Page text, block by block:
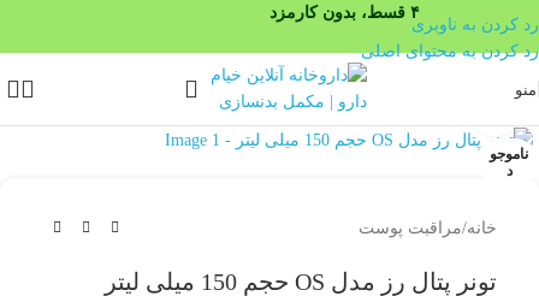
۴ قسط، بدون کارمزد
رد کردن به ناوبری
رد کردن به محتوای اصلی
منو
ناموجو
د
بزرگنمایی تصویر
خانه/مراقبت پوست
تونر پتال رز مدل OS حجم 150 میلی لیتر